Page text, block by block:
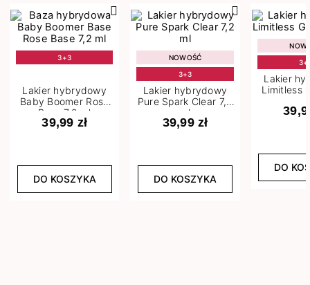
3+3
Lakier hybrydowy
Baby Boomer Rose
Base 7,2 ml
39,99 zł
DO KOSZYKA
NOWOŚĆ
3+3
Lakier hybrydowy
Pure Spark Clear 7,2
ml
39,99 zł
DO KOSZYKA
Lakier
Limitless
DO